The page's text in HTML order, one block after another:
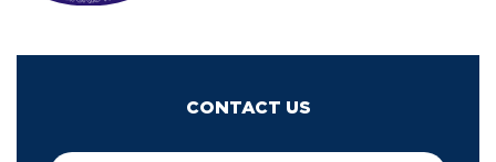
CONTACT US